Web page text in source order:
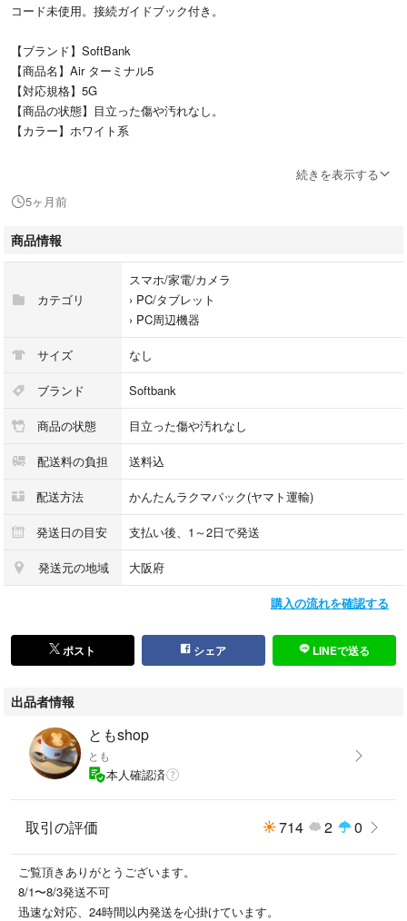
コード未使用。接続ガイドブック付き。
【ブランド】SoftBank
【商品名】Air ターミナル5
【対応規格】5G
【商品の状態】目立った傷や汚れなし。
【カラー】ホワイト系
中古品、自宅保管をご理解の上でご購入をお願い致します。
#ソフトバンク
#エアターミナル
続きを表示する
5ヶ月前
商品情報
カテゴリ
スマホ/家電/カメラ
› PC/タブレット
› PC周辺機器
サイズ なし
ブランド Softbank
商品の状態 目立った傷や汚れなし
配送料の負担 送料込
配送方法 かんたんラクマパック(ヤマト運輸)
発送日の目安 支払い後、1～2日で発送
発送元の地域 大阪府
購入の流れを確認する
ポスト シェア LINEで送る
出品者情報
ともshop
とも
本人確認済
取引の評価 714 2 0
ご覧頂きありがとうございます。
8/1〜8/3発送不可
迅速な対応、24時間以内発送を心掛けています。